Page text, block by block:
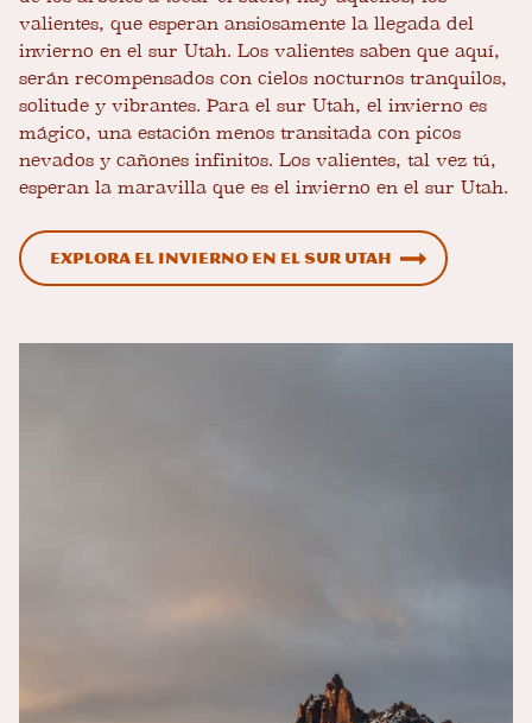
valientes, que esperan ansiosamente la llegada del
invierno en el sur Utah. Los valientes saben que aquí,
serán recompensados ​​con cielos nocturnos tranquilos,
solitude y vibrantes. Para el sur Utah, el invierno es
mágico, una estación menos transitada con picos
nevados y cañones infinitos. Los valientes, tal vez tú,
esperan la maravilla que es el invierno en el sur Utah.
Explora el invierno en el sur Utah